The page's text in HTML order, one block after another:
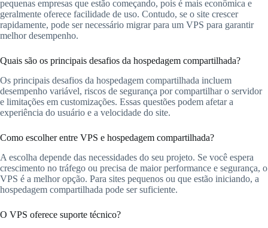
pequenas empresas que estão começando, pois é mais econômica e
geralmente oferece facilidade de uso. Contudo, se o site crescer
rapidamente, pode ser necessário migrar para um VPS para garantir
melhor desempenho.
Quais são os principais desafios da hospedagem compartilhada?
Os principais desafios da hospedagem compartilhada incluem
desempenho variável, riscos de segurança por compartilhar o servidor
e limitações em customizações. Essas questões podem afetar a
experiência do usuário e a velocidade do site.
Como escolher entre VPS e hospedagem compartilhada?
A escolha depende das necessidades do seu projeto. Se você espera
crescimento no tráfego ou precisa de maior performance e segurança, o
VPS é a melhor opção. Para sites pequenos ou que estão iniciando, a
hospedagem compartilhada pode ser suficiente.
O VPS oferece suporte técnico?